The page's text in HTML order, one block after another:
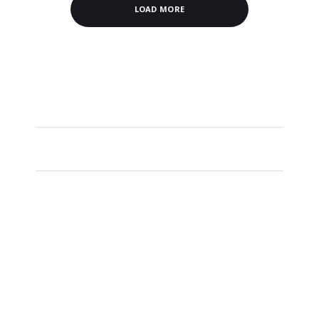
LOAD MORE